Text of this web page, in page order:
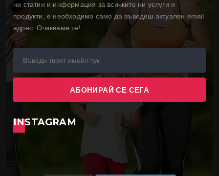
ни статии и информация за всичките ни услуги и
продукти, е необходимо само да въведеш актуален email
адрес. Очакваме те!
INSTAGRAM